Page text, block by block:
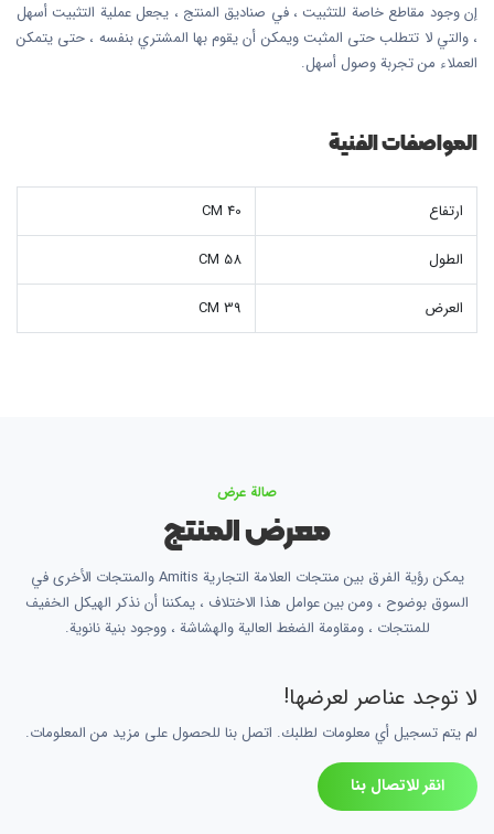
إن وجود مقاطع خاصة للتثبيت ، في صناديق المنتج ، يجعل عملية التثبيت أسهل
، والتي لا تتطلب حتى المثبت ويمكن أن يقوم بها المشتري بنفسه ، حتى يتمكن
العملاء من تجربة وصول أسهل.
المواصفات الفنية
ارتفاع 40 CM
الطول 58 CM
العرض 39 CM
صالة عرض
معرض المنتج
يمكن رؤية الفرق بين منتجات العلامة التجارية Amitis والمنتجات الأخرى في
السوق بوضوح ، ومن بين عوامل هذا الاختلاف ، يمكننا أن نذكر الهيكل الخفيف
للمنتجات ، ومقاومة الضغط العالية والهشاشة ، ووجود بنية نانوية.
لا توجد عناصر لعرضها!
لم يتم تسجيل أي معلومات لطلبك. اتصل بنا للحصول على مزيد من المعلومات.
انقر للاتصال بنا